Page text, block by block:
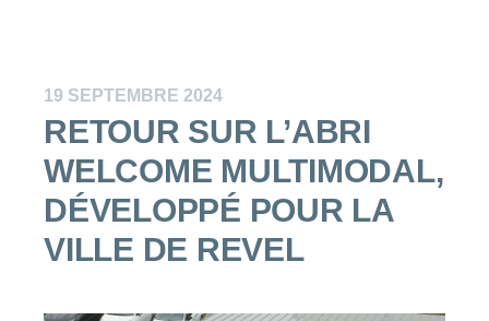
RETOUR SUR L’ABRI
WELCOME MULTIMODAL,
DÉVELOPPÉ POUR LA
VILLE DE REVEL
19 SEPTEMBRE 2024